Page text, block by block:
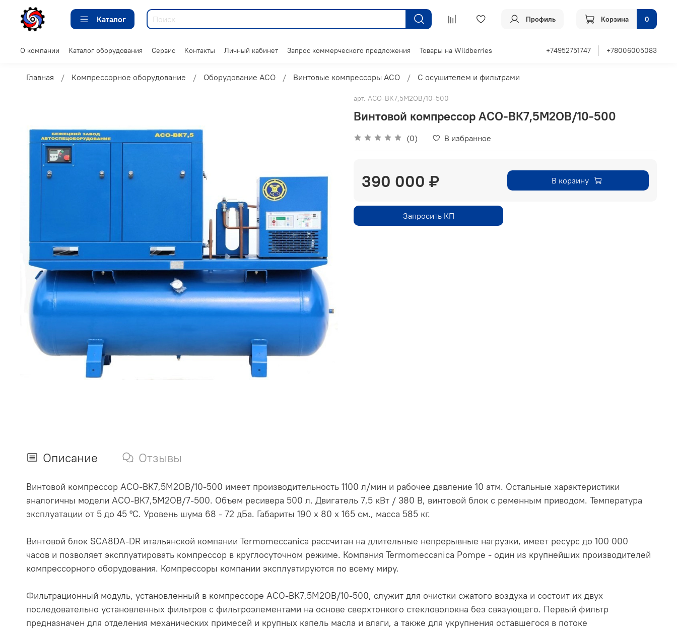
Каталог Профиль Корзина 0
О компании Каталог оборудования Сервис Контакты Личный кабинет Запрос коммерческого предложения Товары на Wildberries +74952751747 +78006005083
Главная Компрессорное оборудование Оборудование АСО Винтовые компрессоры АСО С осушителем и фильтрами
арт. АСО-ВК7,5М2ОВ/10-500
Винтовой компрессор АСО-ВК7,5М2ОВ/10-500
(0) В избранное
390 000 ₽ В корзину
Запросить КП
Описание Отзывы
Винтовой компрессор АСО-ВК7,5М2ОВ/10-500 имеет производительность 1100 л/мин и рабочее давление 10 атм. Остальные характеристики
аналогичны модели АСО-ВК7,5М2ОВ/7-500. Объем ресивера 500 л. Двигатель 7,5 кВт / 380 В, винтовой блок с ременным приводом. Температура
эксплуатации от 5 до 45 °С. Уровень шума 68 - 72 дБа. Габариты 190 х 80 х 165 см., масса 585 кг.
Винтовой блок SCA8DA-DR итальянской компании Termomeccanica рассчитан на длительные непрерывные нагрузки, имеет ресурс до 100 000
часов и позволяет эксплуатировать компрессор в круглосуточном режиме. Компания Termomeccanica Pompe - один из крупнейших производителей
компрессорного оборудования. Компрессоры компании эксплуатируются по всему миру.
Фильтрационный модуль, установленный в компрессоре АСО-ВК7,5М2ОВ/10-500, служит для очистки сжатого воздуха и состоит их двух
последовательно установленных фильтров с фильтроэлементами на основе сверхтонкого стекловолокна без связующего. Первый фильтр
предназначен для отделения механических примесей и крупных капель масла и влаги, а также для укрупнения оставшегося в потоке